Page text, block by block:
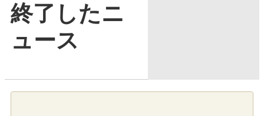
終了したニ
ュース